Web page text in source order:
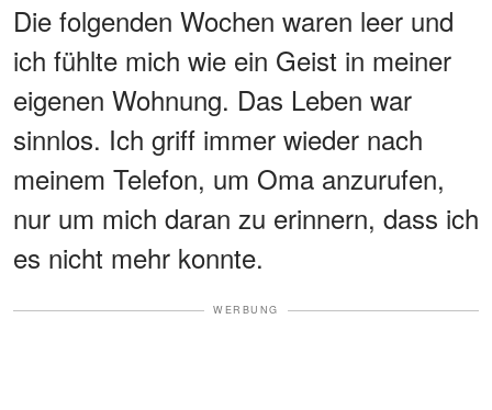
Die folgenden Wochen waren leer und
ich fühlte mich wie ein Geist in meiner
eigenen Wohnung. Das Leben war
sinnlos. Ich griff immer wieder nach
meinem Telefon, um Oma anzurufen,
nur um mich daran zu erinnern, dass ich
es nicht mehr konnte.
WERBUNG